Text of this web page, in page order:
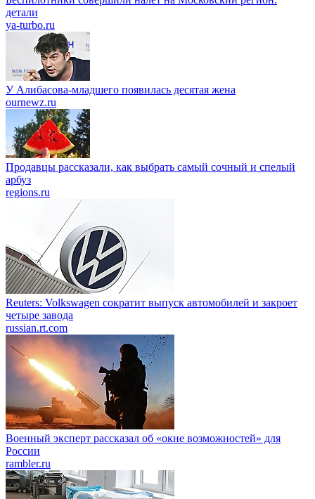
детали
ya-turbo.ru
У Алибасова-младшего появилась десятая жена
ournewz.ru
Продавцы рассказали, как выбрать самый сочный и спелый
арбуз
regions.ru
Reuters: Volkswagen сократит выпуск автомобилей и закроет
четыре завода
russian.rt.com
Военный эксперт рассказал об «окне возможностей» для
России
rambler.ru